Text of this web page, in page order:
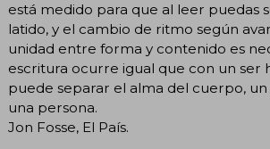
está medido para que al leer puedas
latido, y el cambio de ritmo según
unidad entre forma y contenido es
escritura ocurre igual que con un ser
puede separar el alma del cuerpo,
una persona.
Jon Fosse, El País.